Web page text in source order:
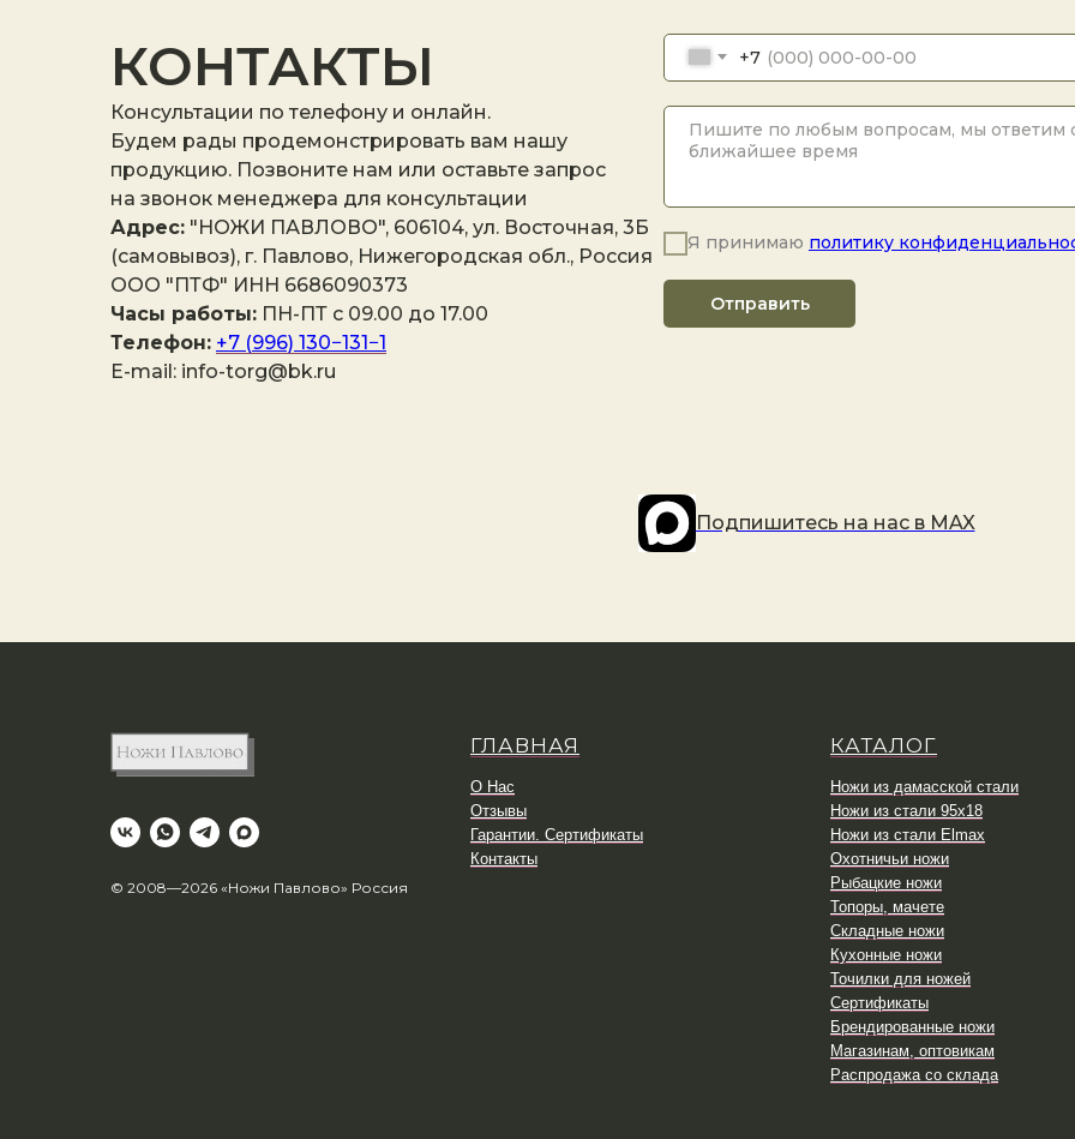
КОНТАКТЫ
Консультации по телефону и онлайн.
Будем рады продемонстрировать вам нашу
продукцию. Позвоните нам или оставьте запрос
на звонок менеджера для консультации
Адрес: "НОЖИ ПАВЛОВО", 606104, ул. Восточная, 3Б
(самовывоз), г. Павлово, Нижегородская обл., Россия
ООО "ПТФ" ИНН 6686090373
Часы работы: ПН-ПТ с 09.00 до 17.00
Телефон: +7 (996) 130−131−1
E-mail: info-torg@bk.ru
+7
Я принимаю политику
Отправить
Подпишитесь на наc в MAX
© 2008—2026 «Ножи Павлово» Россия
ГЛАВНАЯ
О Нас
Отзывы
Гарантии. Сертификаты
Контакты
КАТАЛОГ
Ножи из дамасской стали
Ножи из стали 95х18
Ножи из стали Elmax
Охотничьи ножи
Рыбацкие ножи
Топоры, мачете
Складные ножи
Кухонные ножи
Точилки для ножей
Сертификаты
Брендированные ножи
Магазинам, оптовикам
Распродажа со склада